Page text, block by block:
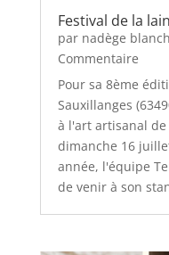
Festival de la
par nadège
Commentaire
Pour sa 8ème
Sauxillanges
à l'art artisanal
dimanche 16
année, l'équipe
de venir à son